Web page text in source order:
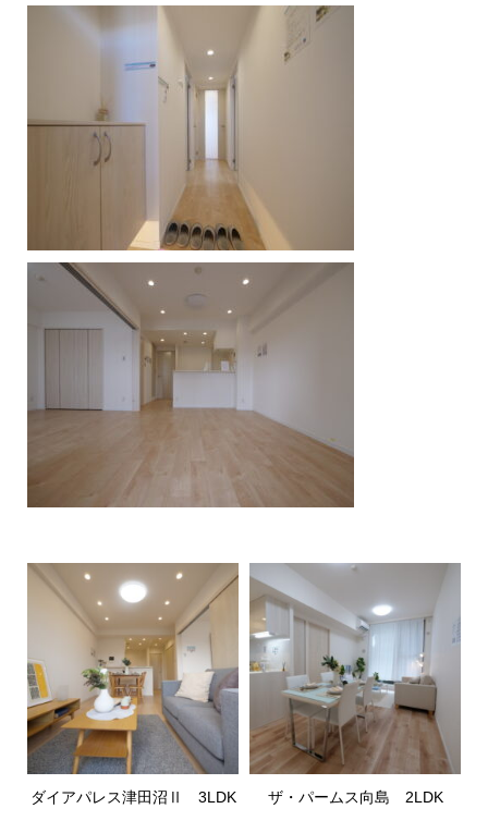
ダイアパレス津田沼Ⅱ 3LDK ザ・パームス向島 2LDK